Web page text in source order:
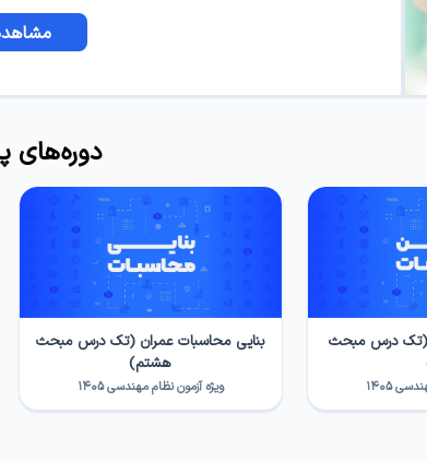
دوره‌های
(تک درس مبحث
۱۴۰۵
بنایی محاسبات عمران (تک درس مبحث
هشتم)
ویژه آزمون نظام مهندسی ۱۴۰۵